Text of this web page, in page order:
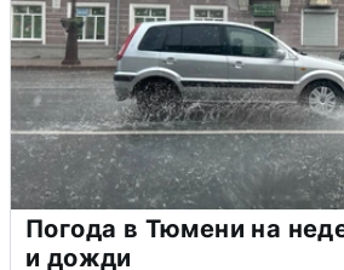
Погода в Тюмени на
и дожди